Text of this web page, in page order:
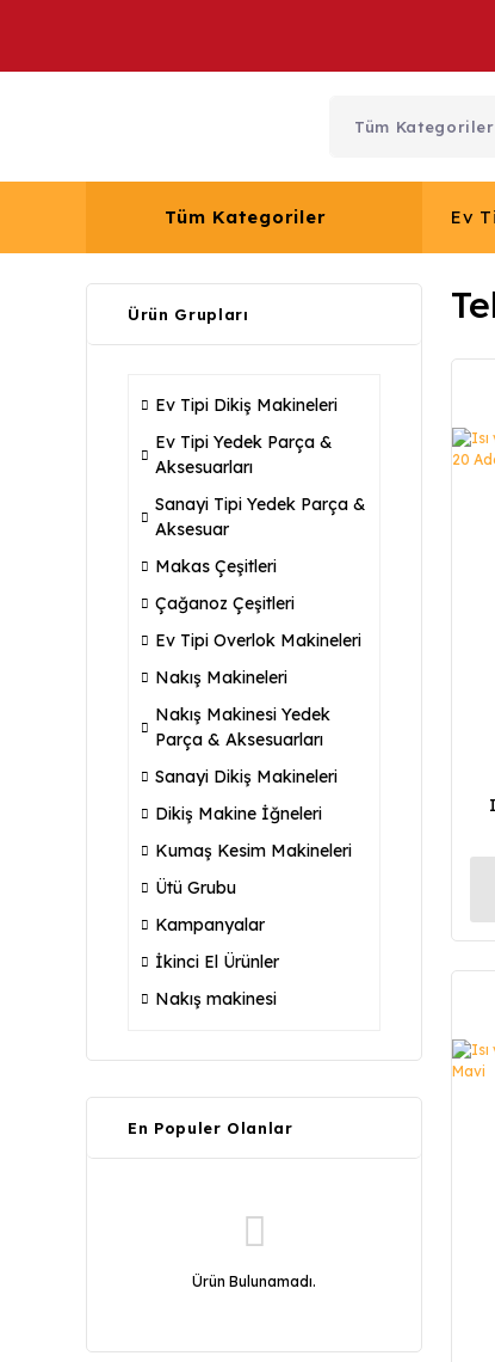
Tüm Kategoriler Ev
Ürün Grupları
Ev Tipi Dikiş Makineleri
Ev Tipi Yedek Parça &
Aksesuarları
Sanayi Tipi Yedek Parça &
Aksesuar
Makas Çeşitleri
Çağanoz Çeşitleri
Ev Tipi Overlok Makineleri
Nakış Makineleri
Nakış Makinesi Yedek
Parça & Aksesuarları
Sanayi Dikiş Makineleri
Dikiş Makine İğneleri
Kumaş Kesim Makineleri
Ütü Grubu
Kampanyalar
İkinci El Ürünler
Nakış makinesi
En Populer Olanlar
Ürün Bulunamadı.